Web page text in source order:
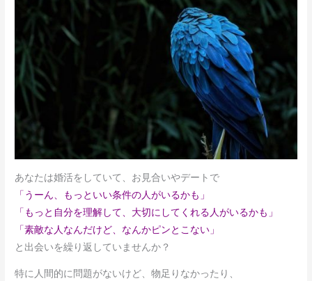
あなたは婚活をしていて、お見合いやデートで
「うーん、もっといい条件の人がいるかも」
「もっと自分を理解して、大切にしてくれる人がいるかも」
「素敵な人なんだけど、なんかピンとこない」
と出会いを繰り返していませんか？
特に人間的に問題がないけど、物足りなかったり、